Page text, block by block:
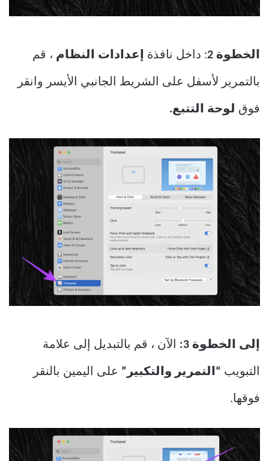
الخطوة 2 : داخل نافذة إعدادات النظام ، قم
بالتمرير لأسفل على الشريط الجانبي الأيسر وانقر
فوق لوحة التتبع.
إلى الخطوة 3: الآن ، قم بالتبديل إلى علامة
التبويب “التمرير والتكبير” على اليمين بالنقر
فوقها.